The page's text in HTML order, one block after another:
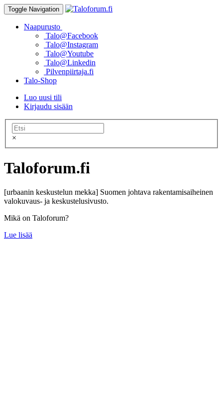
Toggle Navigation
Naapurusto
Talo@Facebook
Talo@Instagram
Talo@Youtube
Talo@Linkedin
Pilvenpiirtaja.fi
Talo-Shop
Luo uusi tili
Kirjaudu sisään
×
Taloforum.fi
[urbaanin keskustelun mekka] Suomen johtava rakentamisaiheinen
valokuvaus- ja keskustelusivusto.
Mikä on Taloforum?
Lue lisää